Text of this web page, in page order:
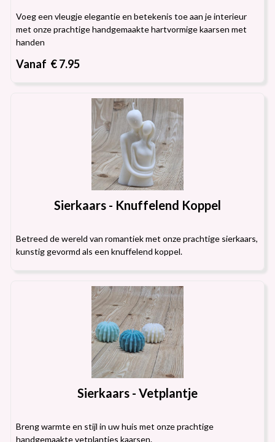
Voeg een vleugje elegantie en betekenis toe aan je interieur
met onze prachtige handgemaakte hartvormige kaarsen met
handen
Vanaf € 7.95
Sierkaars - Knuffelend Koppel
Betreed de wereld van romantiek met onze prachtige sierkaars,
kunstig gevormd als een knuffelend koppel.
Sierkaars - Vetplantje
Breng warmte en stijl in uw huis met onze prachtige
handgemaakte vetplantjes kaarsen.